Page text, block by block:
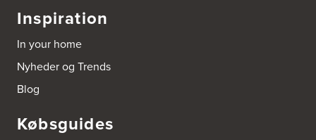
Inspiration
In your home
Nyheder og Trends
Blog
Købsguides